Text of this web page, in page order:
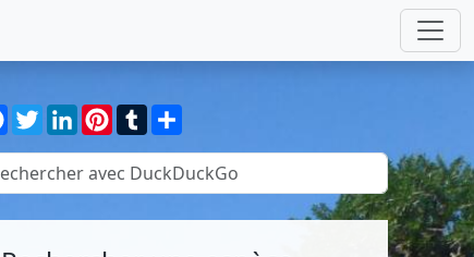
Facebook
TwitterLinkedInPinterest
TumblrPartager